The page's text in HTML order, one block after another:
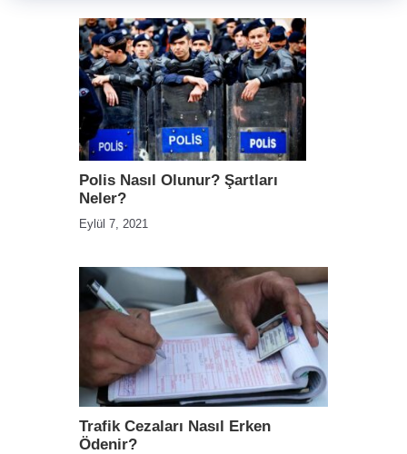
Polis Nasıl Olunur? Şartları
Neler?
Eylül 7, 2021
Trafik Cezaları Nasıl Erken
Ödenir?